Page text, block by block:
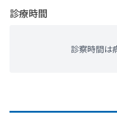
診療時間
診察時間は